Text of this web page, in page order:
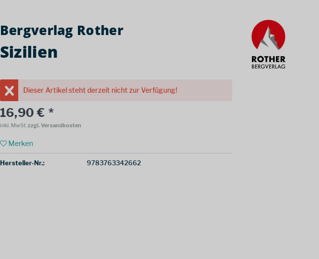
Bergverlag Rother
Sizilien
Dieser Artikel steht derzeit nicht zur Verfügung!
16,90 € *
inkl. MwSt.zzgl. Versandkosten
Merken
Hersteller-Nr.: 9783763342662